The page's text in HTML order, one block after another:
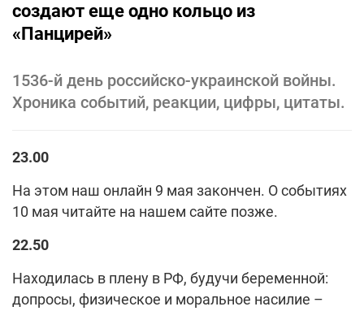
создают еще одно кольцо из
«Панцирей»
1536-й день российско-украинской войны.
Хроника событий, реакции, цифры, цитаты.
23.00
На этом наш онлайн 9 мая закончен. О событиях
10 мая читайте на нашем сайте позже.
22.50
Находилась в плену в РФ, будучи беременной:
допросы, физическое и моральное насилие –